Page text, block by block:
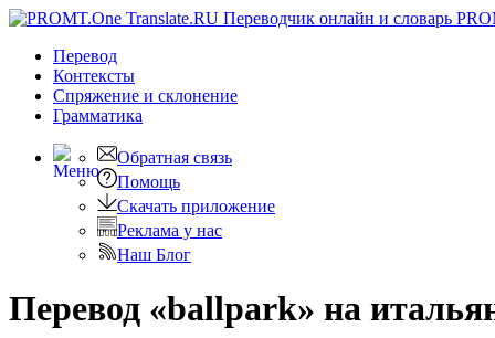
Перевод
Контексты
Спряжение и склонение
Грамматика
Обратная связь
Помощь
Скачать приложение
Реклама у нас
Наш Блог
Перевод «ballpark» на